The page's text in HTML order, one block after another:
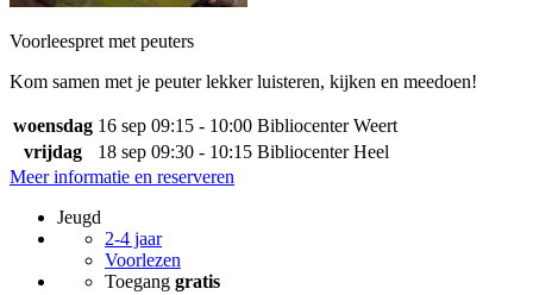
Voorleespret met peuters
Kom samen met je peuter lekker luisteren, kijken en meedoen!
woensdag 16 sep 09:15 - 10:00 Bibliocenter Weert
vrijdag
18 sep 09:30 - 10:15 Bibliocenter Heel
Meer informatie en reserveren
Jeugd
2-4 jaar
Voorlezen
Toegang gratis